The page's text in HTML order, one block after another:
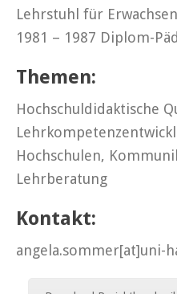
Lehrstuhl für
1981 – 1987 Diplom-
Themen:
Hochschuldidaktische
Hochschulen,
Lehrberatung
Kontakt:
angela.sommer[at]uni-